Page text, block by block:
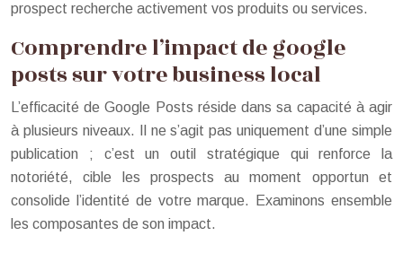
prospect recherche activement vos produits ou services.
Comprendre l’impact de google
posts sur votre business local
L’efficacité de Google Posts réside dans sa capacité à agir
à plusieurs niveaux. Il ne s’agit pas uniquement d’une simple
publication ; c’est un outil stratégique qui renforce la
notoriété, cible les prospects au moment opportun et
consolide l’identité de votre marque. Examinons ensemble
les composantes de son impact.